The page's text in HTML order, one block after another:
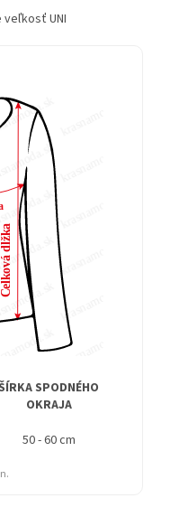
veľkosť UNI
SPODNÉHO
OKRAJA
50 - 60 cm